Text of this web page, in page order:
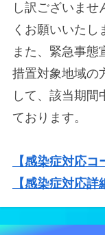
し訳ございませ
くお願いいたし
また、緊急事態
措置対象地域の
して、該当期間
ております。
【感染症対応コ
【感染症対応詳